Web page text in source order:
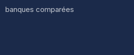
banques comparées